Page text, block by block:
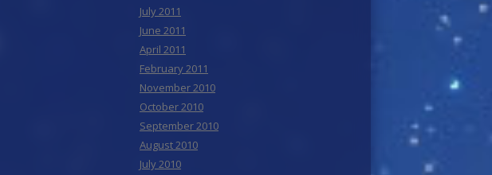
July 2011
June 2011
April 2011
February 2011
November 2010
October 2010
September 2010
August 2010
July 2010